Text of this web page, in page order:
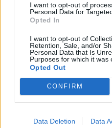
I want to opt-out of
Personal Data for
Opted In
I want to opt-out of
Retention, Sale, and/or
Personal Data that Is
Purposes for which it was
Opted Out
CONFIRM
Data Deletion Data
KEDVES OLVASÓNK!
A keresett cikk a
tartozik, melynek
regisztrációhoz kötött.
Az előfizetés a
Portfolio.hu teljes
Kötéslisták: BÉT
kötéslistái